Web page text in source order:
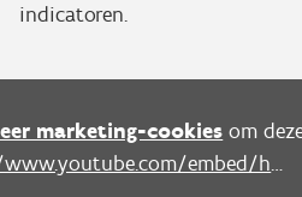
indicatoren.
marketing-cookies om
https://www.youtube.com/embed/hWVr_aTOXE4?autoplay=0&start=0&rel=0